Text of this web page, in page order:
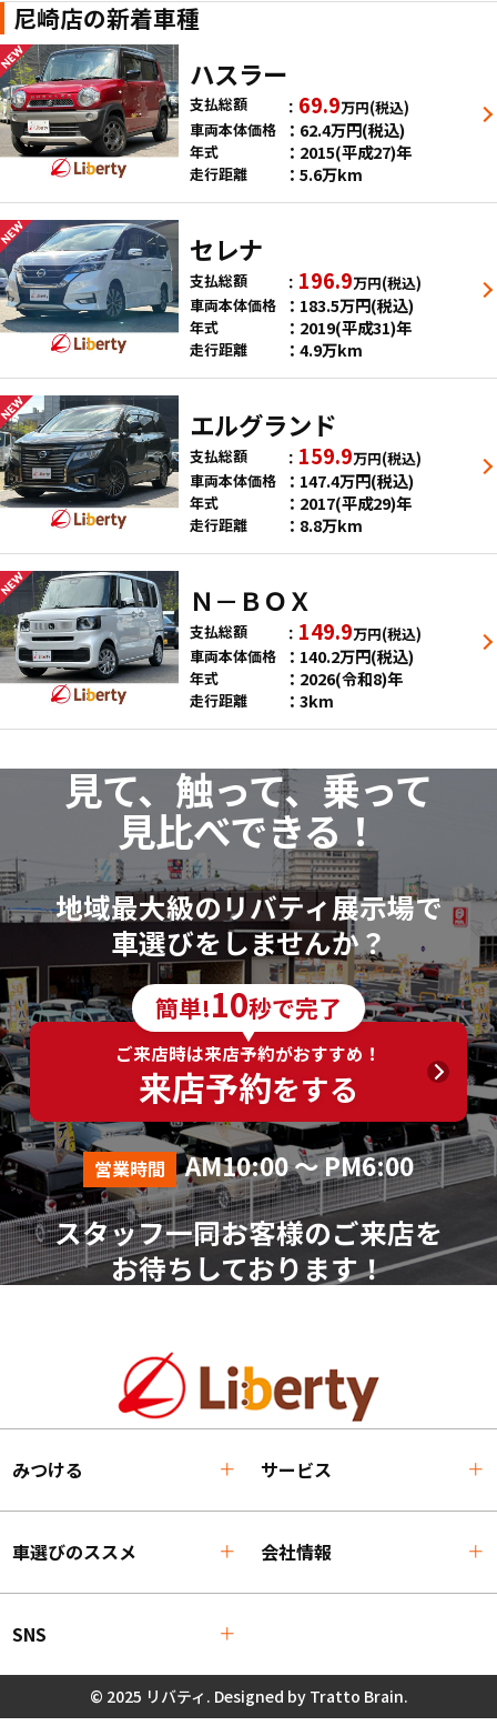
尼崎店の新着車種
ハスラー
支払総額 69.9万円(税込)
車両本体価格
62.4万円(税込)
年式 2015(平成27)年
走行距離 5.6万km
セレナ
支払総額 196.9万円(税込)
車両本体価格
183.5万円(税込)
年式 2019(平成31)年
走行距離 4.9万km
エルグランド
支払総額 159.9万円(税込)
車両本体価格
147.4万円(税込)
年式 2017(平成29)年
走行距離 8.8万km
Ｎ－ＢＯＸ
支払総額 149.9万円(税込)
車両本体価格
140.2万円(税込)
年式 2026(令和8)年
走行距離 3km
見て、触って、乗って
見比べできる！
地域最大級のリバティ展示場で
車選びをしませんか？
簡単!10秒で完了
ご来店時は来店予約がおすすめ！
来店予約をする
営業時間 AM10:00 ～ PM6:00
スタッフ一同お客様のご来店を
お待ちしております！
みつける サービス
車選びのススメ 会社情報
SNS
© 2025 リバティ. Designed by Tratto Brain.